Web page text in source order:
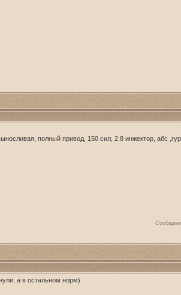
полный привод, 150 сил, 2.8 инжектор, абс ,гур
а в остальном норм)